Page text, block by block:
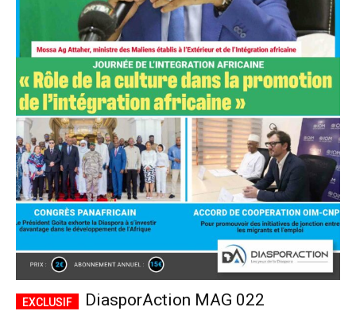
DiasporAction MAG 022